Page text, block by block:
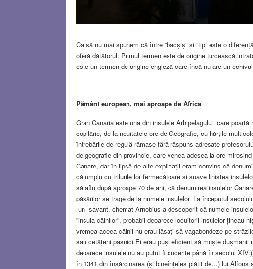
Ca să nu mai spunem că între ”bacșiș” și ”tip” este o
oferă dătătorul. Primul termen este de origine
este un termen de origine engleză care încă nu are un
Pământ european, mai aproape de Africa
Gran Canaria este una din insulele Arhipelagului care
copilărie, de la neuitatele ore de Geografie, cu hărțile
întrebările de regulă rămase fără răspuns adresate
de geografie din provincie, care venea adesea la ore
Canare, dar în lipsă de alte explicații eram convins că
că umplu cu trilurile lor fermecătoare și suave liniștea
să aflu după aproape 70 de ani, că denumirea insulelor
păsărilor se trage de la numele insulelor. La începutul
un savant, chemat Arnobius a descoperit că numele
”insula câinilor”, probabil deoarece locuitorii insulelor țineau
vremea aceea câinii nu erau lăsați să vagabondeze pe
sau cetățeni pașnici.Ei erau puși eficient să muște
deoarece insulele nu au putut fi cucerite până în secolul
în 1341 din însărcinarea (și bineînțeles plătit de…) lui Alfons